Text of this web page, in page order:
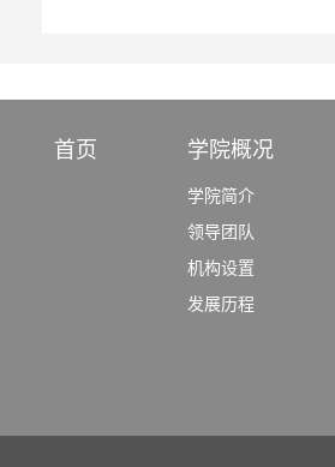
首页 学院概况
学院简介
领导团队
机构设置
发展历程